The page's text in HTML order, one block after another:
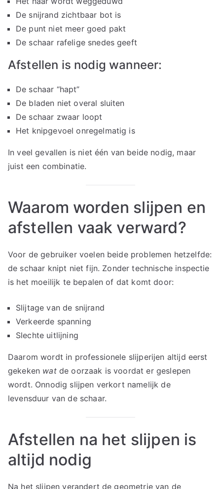
De snijrand zichtbaar bot is
De punt niet meer goed pakt
De schaar rafelige snedes geeft
Afstellen is nodig wanneer:
De schaar “hapt”
De bladen niet overal sluiten
De schaar zwaar loopt
Het knipgevoel onregelmatig is
In veel gevallen is niet één van beide nodig, maar
juist een combinatie.
Waarom worden slijpen en
afstellen vaak verward?
Voor de gebruiker voelen beide problemen hetzelfde:
de schaar knipt niet fijn. Zonder technische inspectie
is het moeilijk te bepalen of dat komt door:
Slijtage van de snijrand
Verkeerde spanning
Slechte uitlijning
Daarom wordt in professionele slijperijen altijd eerst
gekeken watde oorzaak is voordat er geslepen
wordt. Onnodig slijpen verkort namelijk de
levensduur van de schaar.
Afstellen na het slijpen is
altijd nodig
Na het slijpen verandert de geometrie van de